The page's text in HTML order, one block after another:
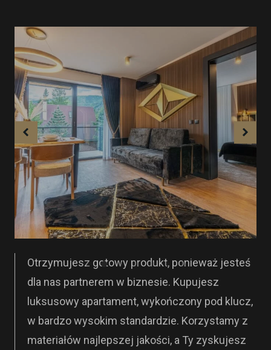
Otrzymujesz gotowy produkt, ponieważ jesteś
dla nas partnerem w biznesie. Kupujesz
luksusowy apartament, wykończony pod klucz,
w bardzo wysokim standardzie. Korzystamy z
materiałów najlepszej jakości, a Ty zyskujesz